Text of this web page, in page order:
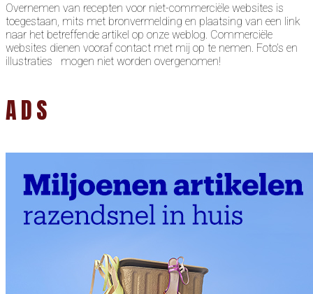
Overnemen van recepten voor niet-commerciële websites is
toegestaan, mits met bronvermelding en plaatsing van een link
naar het betreffende artikel op onze weblog. Commerciële
websites dienen vooraf contact met mij op te nemen. Foto’s en
illustraties mogen niet worden overgenomen!
ADS